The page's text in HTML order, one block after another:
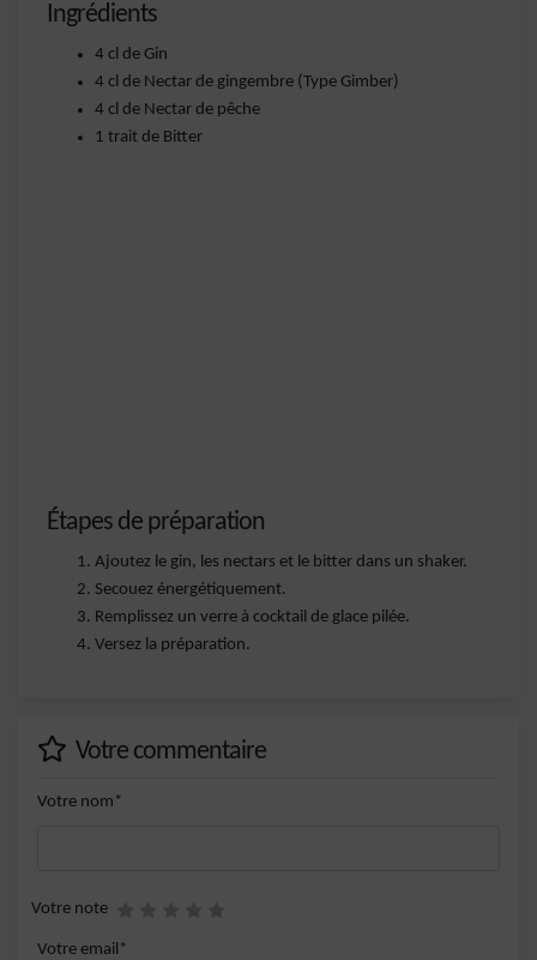
Ingrédients
4 cl de Gin
4 cl de Nectar de gingembre (Type Gimber)
4 cl de Nectar de pêche
1 trait de Bitter
Étapes de préparation
Ajoutez le gin, les nectars et le bitter dans un shaker.
Secouez énergétiquement.
Remplissez un verre à cocktail de glace pilée.
Versez la préparation.
Votre commentaire
Votre nom*
Votre note
Votre email*